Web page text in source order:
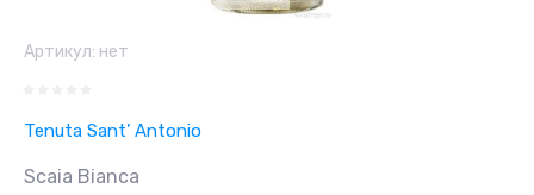
Артикул: нет
Tenuta Sant’ Antonio
Scaia Bianca